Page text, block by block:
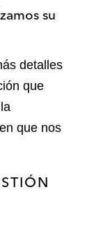
su
detalles
que
que nos